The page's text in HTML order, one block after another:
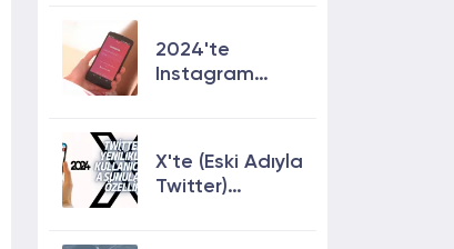
2024'te
Instagram
Etkili Yolları!
X'te (Eski Adıyla
Twitter)